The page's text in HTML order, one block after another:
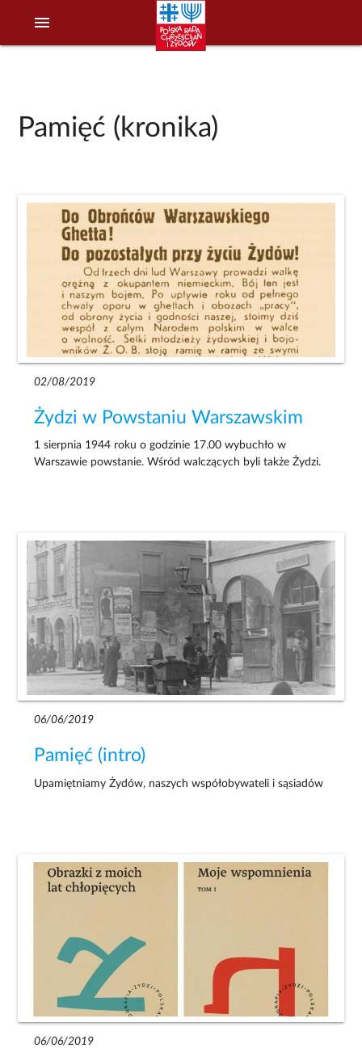
menu
Pamięć (kronika)
02/08/2019
Żydzi w Powstaniu Warszawskim
1 sierpnia 1944 roku o godzinie 17.00 wybuchło w
Warszawie powstanie. Wśród walczących byli także Żydzi.
06/06/2019
Pamięć (intro)
Upamiętniamy Żydów, naszych współobywateli i sąsiadów
06/06/2019